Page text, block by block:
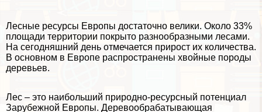
Лесные ресурсы Европы достаточно велики. Около 33%
площади территории покрыто разнообразными лесами.
На сегодняшний день отмечается прирост их количества.
В основном в Европе распространены хвойные породы
деревьев.
Лес – это наибольший природно-ресурсный потенциал
Зарубежной Европы. Деревообpaбатывающая